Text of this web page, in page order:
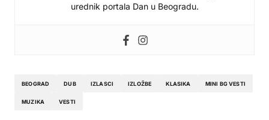
urednik portala Dan u Beogradu.
BEOGRAD DUB IZLASCI IZLOŽBE KLASIKA MINI BG VESTI
MUZIKA VESTI